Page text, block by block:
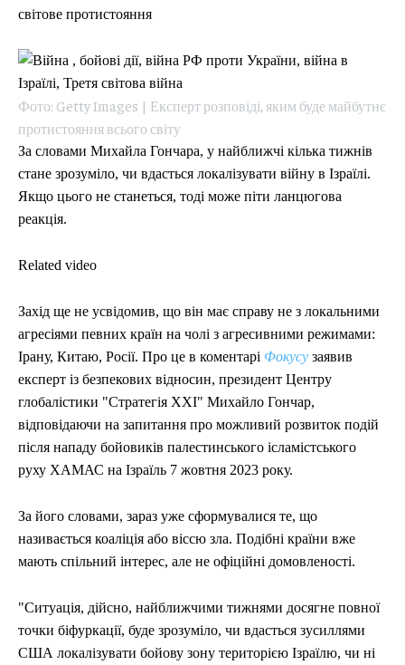
ЕКОНОМІКА
ЕКОНОМІКА
світове протистояння
Фото: Getty Images | Експерт розповіді, яким буде майбутнє
протистояння всього світу
За словами Михайла Гончара, у найближчі кілька тижнів
стане зрозуміло, чи вдасться локалізувати війну в Ізраїлі.
Якщо цього не станеться, тоді може піти ланцюгова
реакція.
Related video
Захід ще не усвідомив, що він має справу не з локальними
агресіями певних країн на чолі з агресивними режимами:
Ірану, Китаю, Росії. Про це в коментарі Фокусу заявив
експерт із безпекових відносин, президент Центру
глобалістики "Стратегія ХХI" Михайло Гончар,
відповідаючи на запитання про можливий розвиток подій
після нападу бойовиків палестинського ісламістського
руху ХАМАС на Ізраїль 7 жовтня 2023 року.
За його словами, зараз уже сформувалися те, що
називається коаліція або віссю зла. Подібні країни вже
мають спільний інтерес, але не офіційні домовленості.
"Ситуація, дійсно, найближчими тижнями досягне повної
точки біфуркації, буде зрозуміло, чи вдасться зусиллями
США локалізувати бойову зону територією Ізраїлю, чи ні